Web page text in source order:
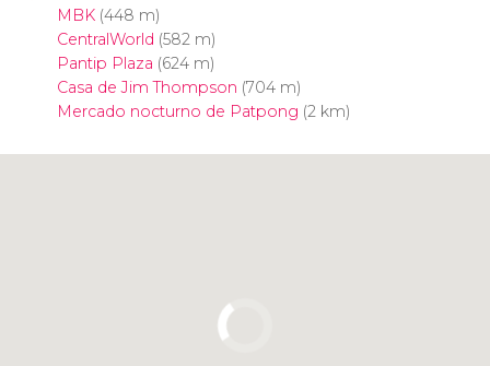
MBK(448 m)
CentralWorld (582 m)
Pantip Plaza (624 m)
Casa de Jim Thompson (704 m)
Mercado nocturno de Patpong (2 km)